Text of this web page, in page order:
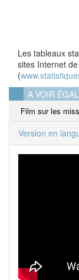
Les tableaux
sites Internet
(
A VOIR
Film sur les
Version en